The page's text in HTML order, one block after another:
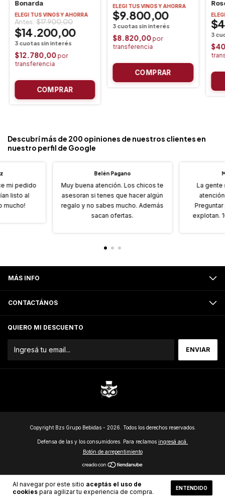
Al navegar por este sitio aceptás el uso de
cookies para agilizar tu experiencia de compra. ENTENDIDO
Bonarda
ELEGI TUS VINOS Y AHORRA
$14.200,00
$17.900,00
$12.780,00
ELEGI TUS VINOS Y AHORRA
$9.800,00
$8.820,00
Descubrí más de 200 opiniones de nuestros clientes en
nuestro perfil de Google
mi pedido
listo al
mucho!
Belén Pagano
Muy buena atención. Los chicos te
asesoran si tenes que hacer algún
regalo y no sabes mucho. Además
sacan ofertas.
La gente
explotan.
MÁS INFO
CONTACTÁNOS
QUIERO MI DESCUENTO
Copyright Bzs Grupo Bebidas - 2026. Todos los derechos reservados.
Defensa de las y los consumidores. Para reclamos ingresá acá.
Botón de arrepentimiento